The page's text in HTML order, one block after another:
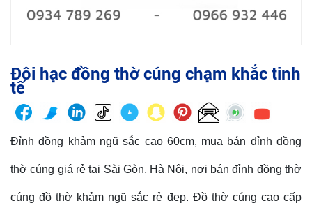
Đôi hạc đồng thờ cúng chạm khắc tinh
tế
Đỉnh đồng khảm ngũ sắc cao 60cm, mua bán đỉnh đồng
thờ cúng giá rẻ tại Sài Gòn, Hà Nội, nơi bán đỉnh đồng thờ
cúng đồ thờ khảm ngũ sắc rẻ đẹp. Đồ thờ cúng cao cấp